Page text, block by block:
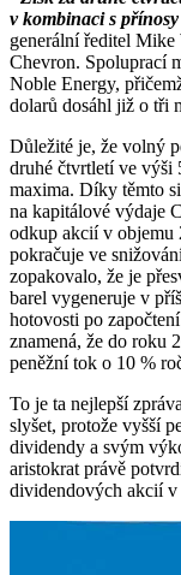
v kombinaci s
generální ředitel Mike
Chevron. Spoluprací
Noble Energy,
dolarů dosáhl již o tři
Důležité je, že volný
druhé čtvrtletí ve výši
maxima. Díky těmto
na kapitálové výdaje
odkup akcií v objemu
pokračuje ve
zopakovalo, že je
barel vygeneruje v
hotovosti po
znamená, že do roku
peněžní tok o 10 %
To je ta nejlepší
slyšet, protože vyšší
dividendy a svým
aristokrat právě
dividendových akcií v